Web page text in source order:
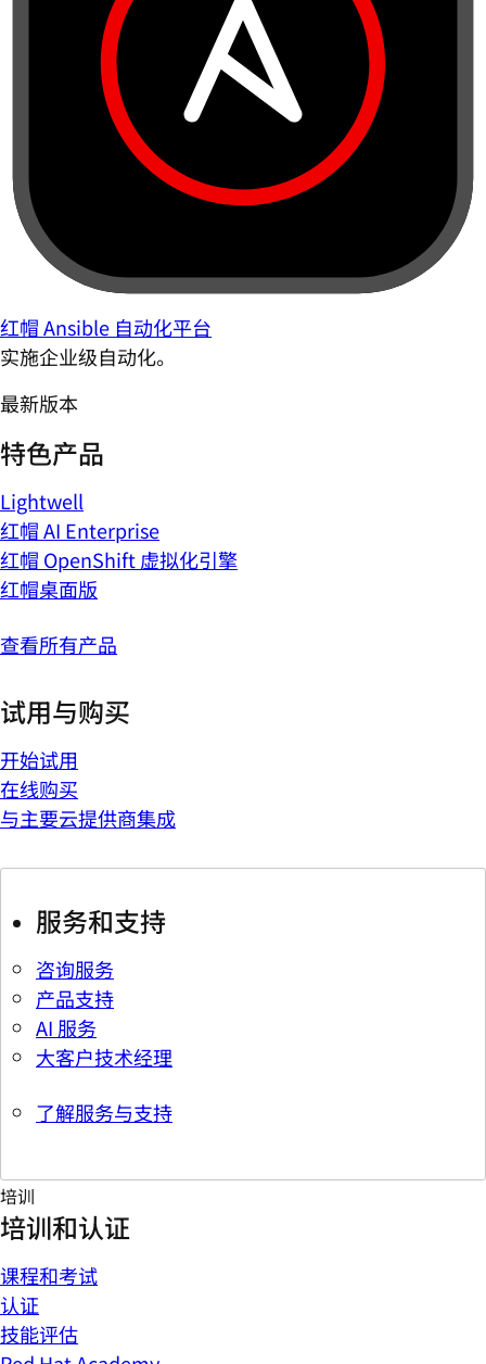
红帽 Ansible 自动化平台
实施企业级自动化。
最新版本
特色产品
Lightwell
红帽 AI Enterprise
红帽 OpenShift 虚拟化引擎
红帽桌面版
查看所有产品
试用与购买
开始试用
在线购买
与主要云提供商集成
服务和支持
咨询服务
产品支持
AI 服务
大客户技术经理
了解服务与支持
培训
培训和认证
课程和考试
认证
技能评估